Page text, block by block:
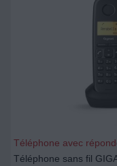
Téléphone avec
Téléphone sans fil